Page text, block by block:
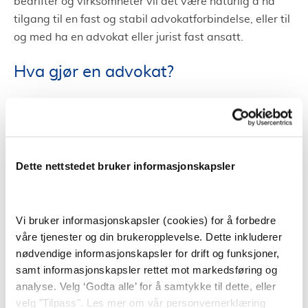
Dette nettstedet bruker informasjonskapsler
Vi bruker informasjonskapsler (cookies) for å forbedre
våre tjenester og din brukeropplevelse. Dette inkluderer
nødvendige informasjonskapsler for drift og funksjoner,
samt informasjonskapsler rettet mot markedsføring og
analyse. Velg ‘Godta alle’ for å samtykke til dette, eller
velg "Tilpass". Les mer om vår personvernerklæring
tilgang til en fast og stabil advokatforbindelse, eller til
og med ha en advokat eller jurist fast ansatt.
Hva gjør en advokat?
En advokat gir juridisk rådgivning, i tillegg til å
forhandle på vegne av klienter og fører saker for
en klients sak og gir råd om hvordan saken kan og bør
områder. På bakgrunn av dette har et advokatfirma
ofte flere dyktige advokater tilgjengelig. På den måten
kan et advokatfirma i Fauske hjelpe i mange
forskjellige saker da de har advokater som har mye
kunnskap innen ulike områder.